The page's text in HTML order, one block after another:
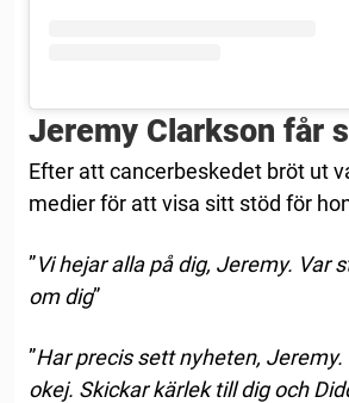
Jeremy Clarkson får
Efter att cancerbeskedet bröt ut
medier för att visa sitt stöd för
”Vi hejar alla på dig, Jeremy. Var
om dig”
”Har precis sett nyheten,
okej. Skickar kärlek till dig och